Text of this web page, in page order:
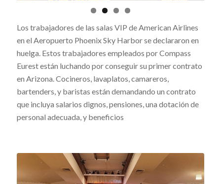
Los trabajadores de las salas VIP de American Airlines
en el Aeropuerto Phoenix Sky Harbor se declararon en
huelga. Estos trabajadores empleados por Compass
Eurest están luchando por conseguir su primer contrato
en Arizona. Cocineros, lavaplatos, camareros,
bartenders, y baristas están demandando un contrato
que incluya salarios dignos, pensiones, una dotación de
personal adecuada, y beneficios